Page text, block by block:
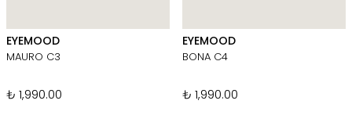
EYEMOOD
MAURO C3
₺ 1,990.00
EYEMOOD
BONA C4
₺ 1,990.00